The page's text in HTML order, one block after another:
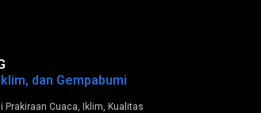
dan Gempabumi
Cuaca, Iklim, Kualitas